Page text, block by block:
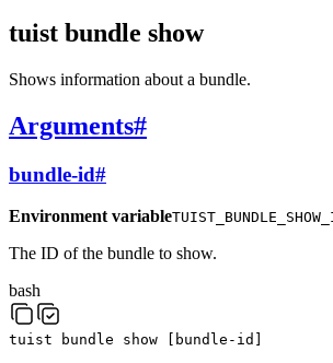
tuist bundle show
Shows information about a bundle.
Arguments#
bundle-id#
Environment variable
The ID of the bundle to show.
bash
tuist bundle show bundle-id